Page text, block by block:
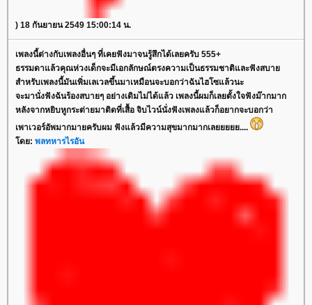
) 18 กันยายน 2549 15:00:14 น.
เพลงนี้ต่างกับเพลงอื่นๆ ที่เคยฟังมาจนรู้สึกได้เลยครับ 555+
ธรรมดาแล้วคุณห่วงเด็กจะมีเอกลักษณ์ตรงความเป็นธรรมชาติและฟังสบาย
สำหรับเพลงนี้มันเพิ่มเลเวลขึ้นมาเหมือนจะบอกว่าฉันไฮโซแล้วนะ
จะมานั่งฟังฉันร้องสบายๆ อย่างเดิมไม่ได้แล้ว เพลงนี้ผมก็เลยตั้งใจฟังม๊ากมาก
หลังจากหยิบหูกระต่ายมาติดที่เสื้อ จิบไวน์นั่งฟังเพลงแล้วก็อยากจะบอกว่า
เพาเวอร์อัพมากมายครับผม ฟังแล้วมีความสุขมากมากเลยยยยย....
โดย: พลทหารไรอัน